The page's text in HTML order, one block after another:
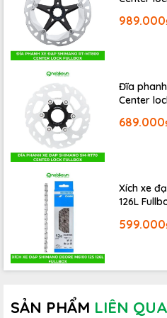
Ống chân chống nắng đạp
liệu vãi thun co giãn,
không gây mùi, vải nhanh
người sử dụng.
Đĩa phanh
Center
Xích xe
126L
SẢN PHẨM LIÊN